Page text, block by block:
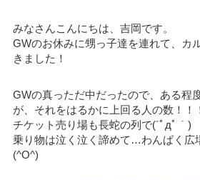
みなさんこんにちは、吉岡です。
GWのお休みに甥っ子達を連れて、カ
きました！
GWの真っただ中だったので、ある程
が、それをはるかに上回る人の数！！
チケット売り場も長蛇の列で(´ﾟдﾟ｀)
乗り物は泣く泣く諦めて…わんぱく広
(^O^)